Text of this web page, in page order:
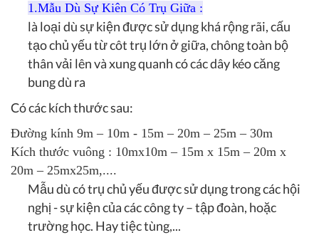
1.Mẫu Dù Sự Kiên Có Trụ Giữa :
là loại dù sự kiện được sử dụng khá rộng rãi, cấu
tạo chủ yếu từ côt trụ lớn ở giữa, chông toàn bộ
thân vải lên và xung quanh có các dây kéo căng
bung dù ra
Có các kích thước sau:
Đường kính 9m – 10m - 15m – 20m – 25m – 30m
Kích thước vuông : 10mx10m – 15m x 15m – 20m x
20m – 25mx25m,....
Mẫu dù có trụ chủ yếu được sử dụng trong các hội
nghị - sự kiện của các công ty – tập đoàn, hoặc
trường học. Hay tiệc tùng,...